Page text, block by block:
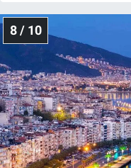
8 / 10